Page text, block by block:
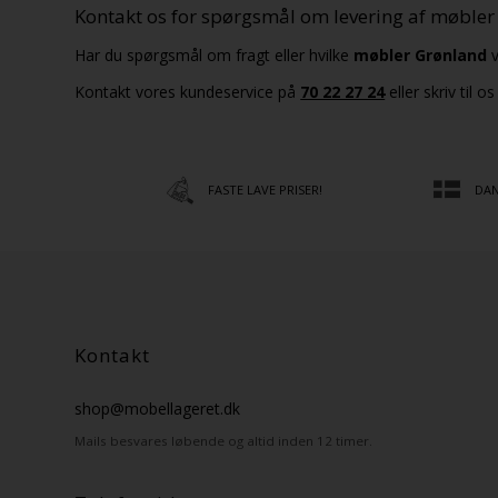
Kontakt os for spørgsmål om levering af
Har du spørgsmål om fragt eller hvilke møbler Grønland
Kontakt vores kundeservice på 70 22 27 24eller skriv til os
FASTE LAVE PRISER!
Kontakt
shop@mobellageret.dk
Mails besvares løbende og altid inden 12 timer.